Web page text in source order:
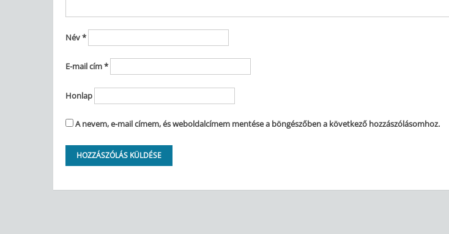
Név*
E-mail cím*
Honlap
A nevem, e-mail címem, és weboldalcímem mentése a böngészőben a következő hozzászólásomhoz.